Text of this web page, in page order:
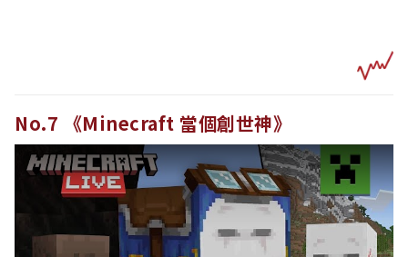
No.7 《Minecraft 當個創世神》